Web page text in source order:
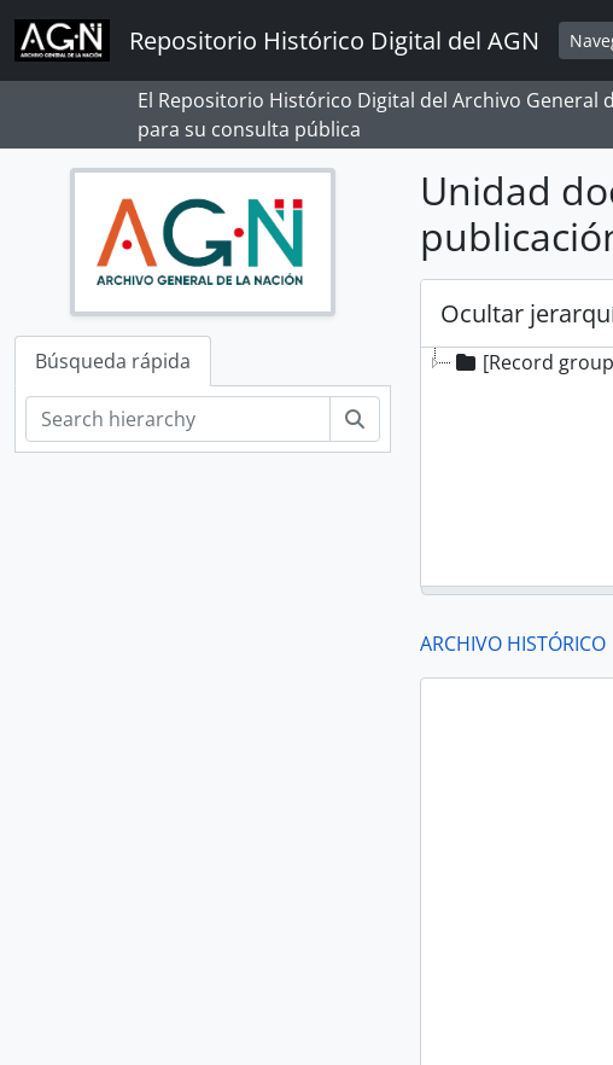
Skip to main content
Repositorio Histórico Digital del AGN
El Repositorio Histórico Digital del Archivo
para su consulta pública
Búsqueda rápida
Unidad
Ocultar
[Record
ARCHIVO HISTÓRICO